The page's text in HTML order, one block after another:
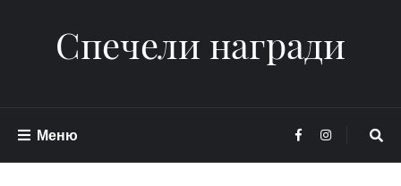
Спечели награди
Меню